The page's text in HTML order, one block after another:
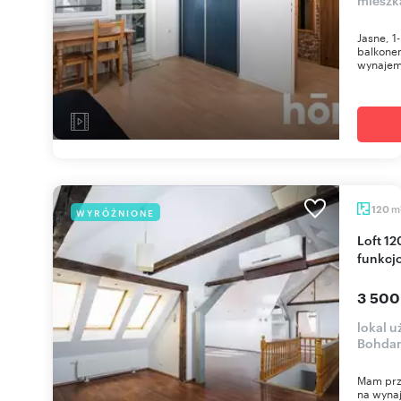
Jasne,
WYRÓŻNIONE 120 m
Loft 120 m2 z możliwością aranżacji, klimatyczny,
3
lokal
Mam
na